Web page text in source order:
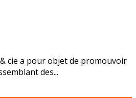
cie a pour objet de promouvoir
des...